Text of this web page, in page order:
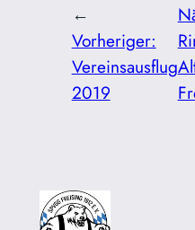
←
Vorheriger:
Vereinsausflug
2019